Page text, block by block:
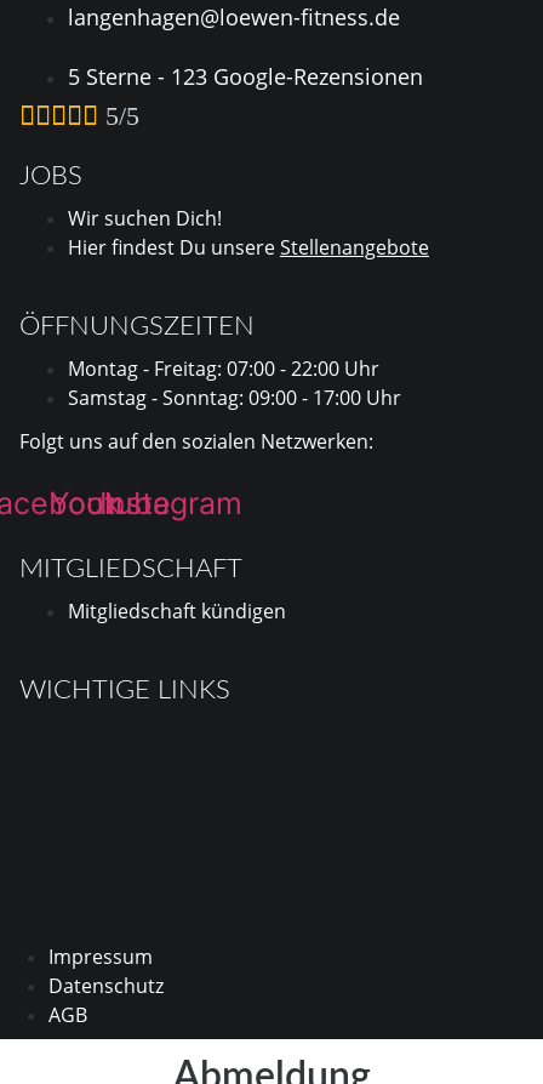
langenhagen@loewen-fitness.de
5 Sterne - 123 Google-Rezensionen
 5/5
JOBS
Wir suchen Dich!
Hier findest Du unsereStellenangebote
ÖFFNUNGSZEITEN
Montag - Freitag: 07:00 - 22:00 Uhr
Samstag - Sonntag: 09:00 - 17:00 Uhr
Folgt uns auf den sozialen Netzwerken:
Youtube
Instagram
MITGLIEDSCHAFT
Mitgliedschaft kündigen
WICHTIGE LINKS
Impressum
Datenschutz
AGB